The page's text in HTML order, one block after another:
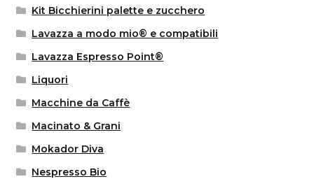
Kit Bicchierini palette e zucchero
Lavazza a modo mio® e compatibili
Lavazza Espresso Point®
Liquori
Macchine da Caffè
Macinato & Grani
Mokador Diva
Nespresso Bio